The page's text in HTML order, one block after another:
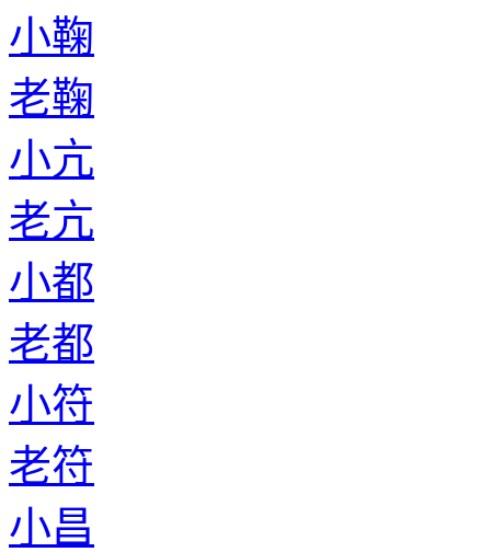
小鞠
老鞠
小亢
老亢
小都
老都
小符
老符
小昌